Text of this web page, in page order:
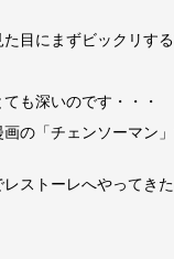
目にまずビックリす
も深いのです・・・
の「チェンソーマン
ストーレへやってき